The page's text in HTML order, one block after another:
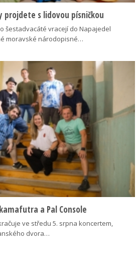
projdete s lidovou písničkou
šestadvacáté vracejí do Napajedel
moravské národopisné…
a Pal Console
ve středu 5. srpna koncertem,
dvora…